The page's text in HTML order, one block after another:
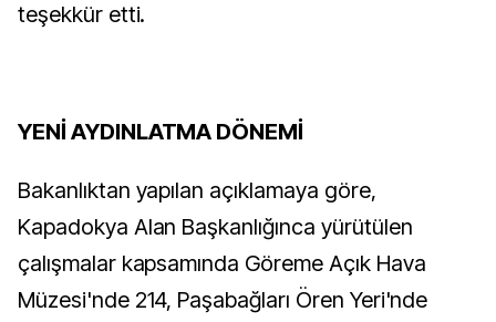
teşekkür etti.
YENİ AYDINLATMA DÖNEMİ
Bakanlıktan yapılan açıklamaya göre,
Kapadokya Alan Başkanlığınca yürütülen
çalışmalar kapsamında Göreme Açık Hava
Müzesi'nde 214, Paşabağları Ören Yeri'nde